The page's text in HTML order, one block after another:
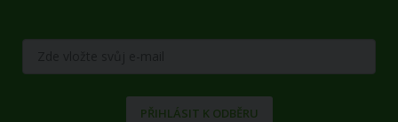
PŘIHLÁSIT K ODBĚRU